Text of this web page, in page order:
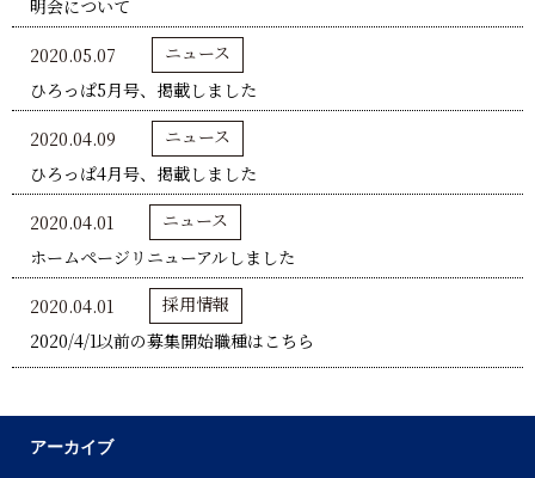
明会について
2020.05.07
ニュース
ひろっぱ5月号、掲載しました
2020.04.09
ニュース
ひろっぱ4月号、掲載しました
2020.04.01
ニュース
ホームページリニューアルしました
2020.04.01
採用情報
2020/4/1以前の募集開始職種はこちら
アーカイブ